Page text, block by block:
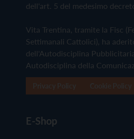
dell'art. 5 del medesimo
Vita Trentina, tramite la Fisc
Settimanali Cattolici), ha
dell'Autodisciplina
Autodisciplina della
E-Shop